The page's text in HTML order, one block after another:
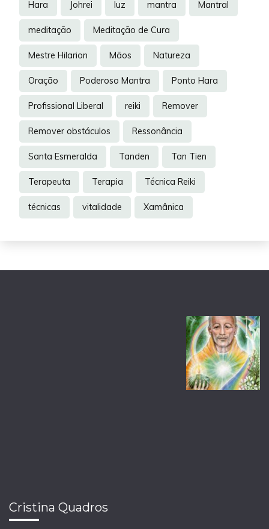
Hara Johrei luz mantra Mantral
meditação Meditação de Cura
Mestre Hilarion Mãos Natureza
Oração Poderoso Mantra Ponto Hara
Profissional Liberal reiki Remover
Remover obstáculos Ressonância
Santa Esmeralda Tanden Tan Tien
Terapeuta Terapia Técnica Reiki
técnicas vitalidade Xamânica
Cristina Quadros